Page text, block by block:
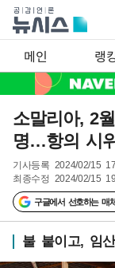
메인 랭
소말리아, 2
명…항의 시
기사등록 2024/02/15
최종수정 2024/02/15
구글에서 선호하는 매
불 붙이고, 임